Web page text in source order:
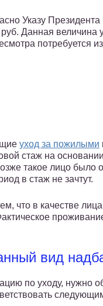
Указу
руб. Данная
потребуется
уход за пожилыми
стаж на
такое лицо было
в стаж не зачтут.
что в качестве
вид
по уходу, нужно